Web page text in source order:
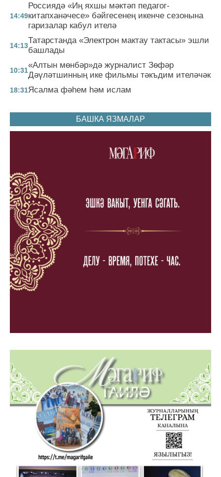
14:49
Россиядә «Иң яхшы мәктәп педагог-
китапханәчесе» бәйгесенең икенче сезонына
гаризалар кабул ителә
14:13
Татарстанда «Электрон мактау тактасы» эшли
башлады
10:31
«Алтын мөнбәр»дә журналист Зөфәр
Дәүләтшинның ике фильмы тәкъдим ителәчәк
18:31Ясалма фәһем һәм ислам
БАШКА ЯЗМАЛАР